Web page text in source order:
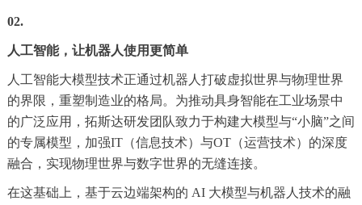
02.
人工智能，让机器人使用更简单
人工智能大模型技术正通过机器人打破虚拟世界与物理世界
的界限，重塑制造业的格局。为推动具身智能在工业场景中
的广泛应用，拓斯达研发团队致力于构建大模型与“小脑”之间
的专属模型，加强IT（信息技术）与OT（运营技术）的深度
融合，实现物理世界与数字世界的无缝连接。
在这基础上，基于云边端架构的 AI 大模型与机器人技术的融